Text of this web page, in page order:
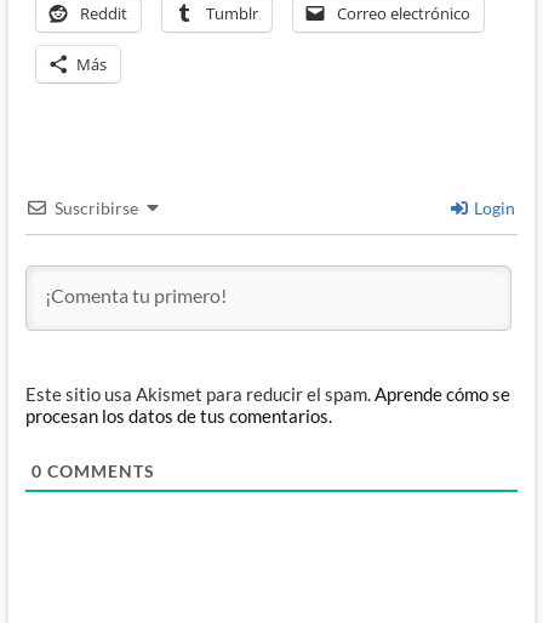
Reddit Tumblr Correo electrónico
Más
Suscribirse Login
Este sitio usa Akismet para reducir el spam.Aprende cómo se
procesan los datos de tus comentarios.
0 COMMENTS